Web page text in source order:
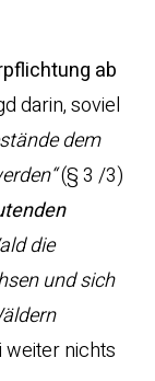
ab
darin, soviel
dem
(§ 3 /3)
die
und sich
weiter nichts